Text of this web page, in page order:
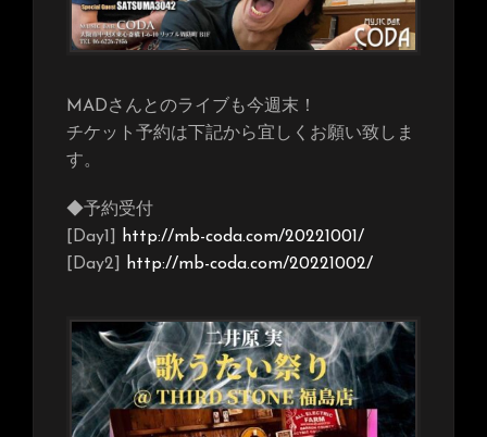
MADさんとのライブも今週末！
チケット予約は下記から宜しくお願い致しま
す。
◆予約受付
[Day1] http://mb-coda.com/20221001/
[Day2] http://mb-coda.com/20221002/